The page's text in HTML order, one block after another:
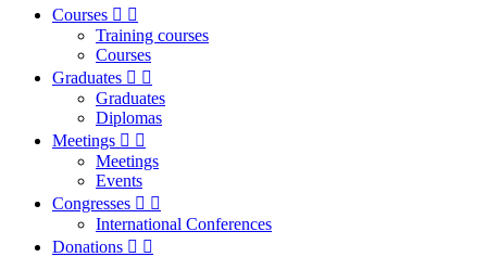
Courses  
Training courses
Courses
Graduates  
Graduates
Diplomas
Meetings  
Meetings
Events
Congresses  
International Conferences
Donations  